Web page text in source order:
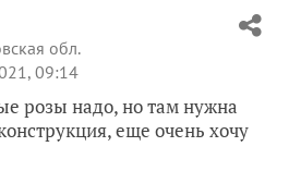
обл.
09:14
розы надо, но там нужна
еще очень хочу